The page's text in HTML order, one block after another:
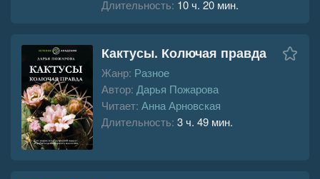
Длительность: 10 ч. 20 мин.
Кактусы. Колючая правда
Жанр: Разное
Автор: Дарья Пожарова
Читает: Анна Арновская
Длительность: 3 ч. 49 мин.